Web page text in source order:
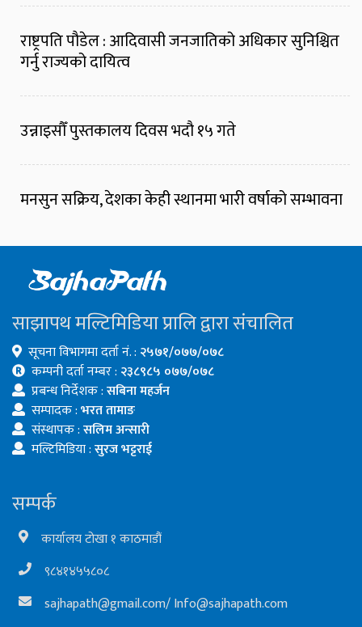
राष्ट्रपति पौडेल : आदिवासी जनजातिको अधिकार सुनिश्चित
गर्नु राज्यको दायित्व
उन्नाइसौँ पुस्तकालय दिवस भदौ १५ गते
मनसुन सक्रिय, देशका केही स्थानमा भारी वर्षाको सम्भावना
साझापथ मल्टिमिडिया प्रालि द्वारा संचालित
सूचना विभागमा दर्ता नं. : २५७१/०७७/०७८
कम्पनी दर्ता नम्बर : २३८९८५ ०७७/०७८
प्रबन्ध निर्देशक :सबिना महर्जन
सम्पादक :भरत तामाङ
संस्थापक :सलिम अन्सारी
मल्टिमिडिया :सुरज भट्टराई
सम्पर्क
कार्यालय टोखा १ काठमाडौं
९८४१४५५८०८
sajhapath@gmail.com/Info@sajhapath.com